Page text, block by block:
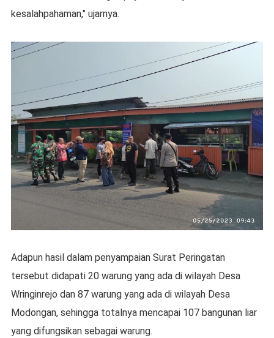
kesalahpahaman," ujarnya.
Adapun hasil dalam penyampaian Surat Peringatan
tersebut didapati 20 warung yang ada di wilayah Desa
Wringinrejo dan 87 warung yang ada di wilayah Desa
Modongan, sehingga totalnya mencapai 107 bangunan liar
yang difungsikan sebagai warung.